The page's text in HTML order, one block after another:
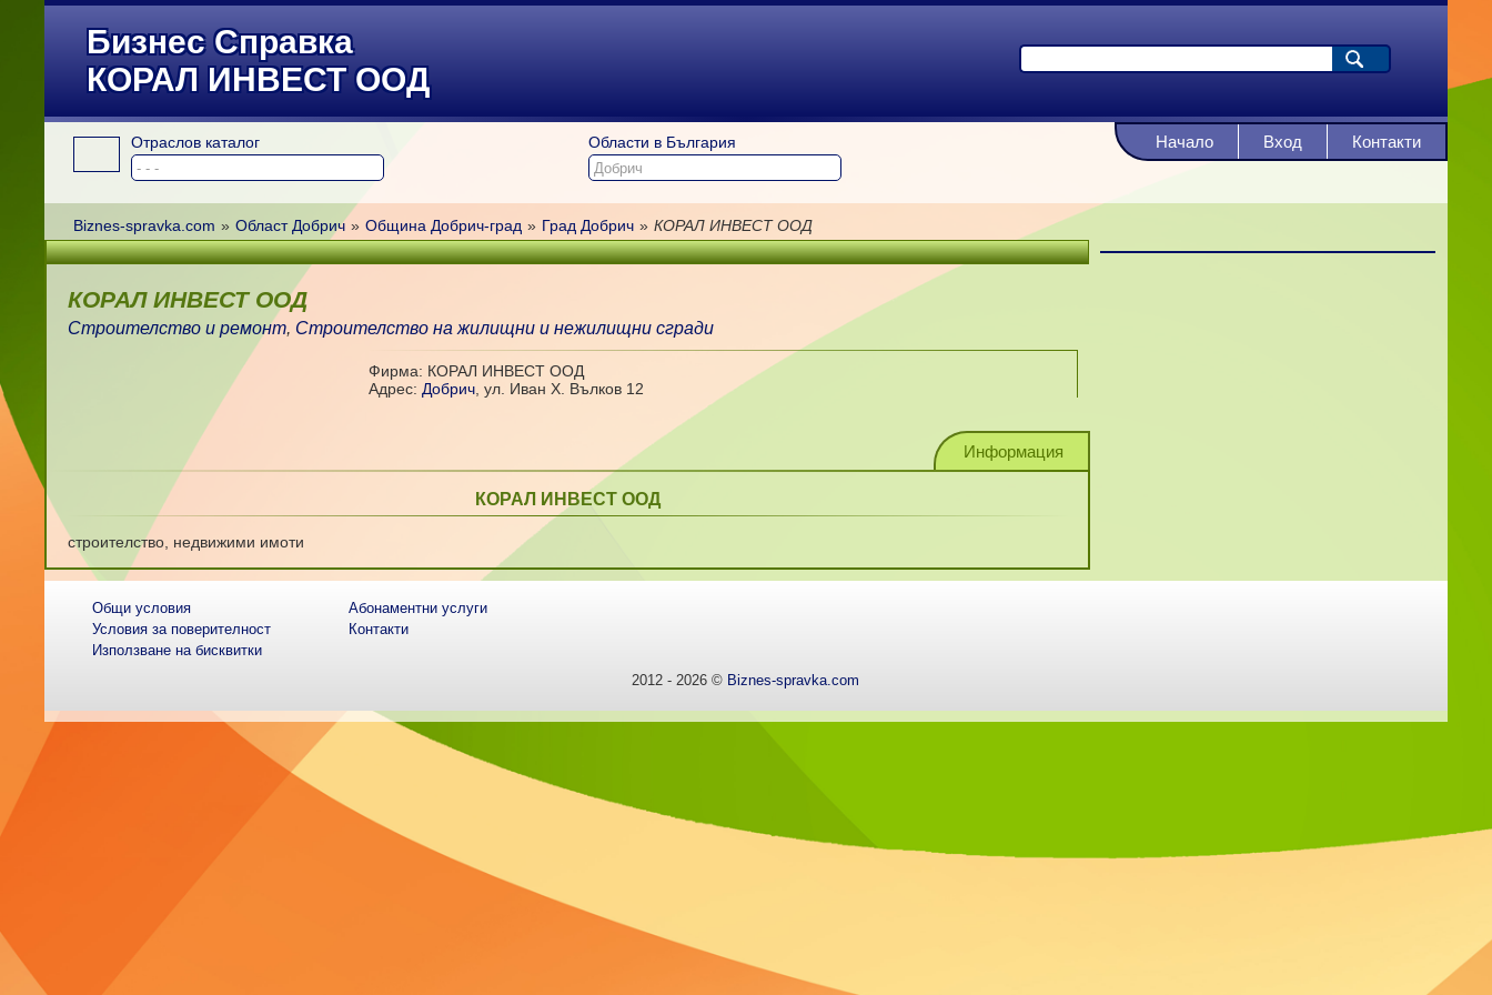
Бизнес Справка
КОРАЛ ИНВЕСТ ООД
Отраслов каталог Области в България Начало Вход Контакти
Biznes-spravka.com » Област Добрич » Община Добрич-град » Град Добрич » КОРАЛ ИНВЕСТ ООД
КОРАЛ ИНВЕСТ ООД
Строителство и ремонт, Строителство на жилищни и нежилищни сгради
Фирма: КОРАЛ ИНВЕСТ ООД
Адрес: Добрич ,ул. Иван Х. Вълков 12
Информация
КОРАЛ ИНВЕСТ ООД
строителство, недвижими имоти
Общи условия
Условия за поверителност
Използване на бисквитки
Абонаментни услуги
Контакти
2012 - 2026 © Biznes-spravka.com